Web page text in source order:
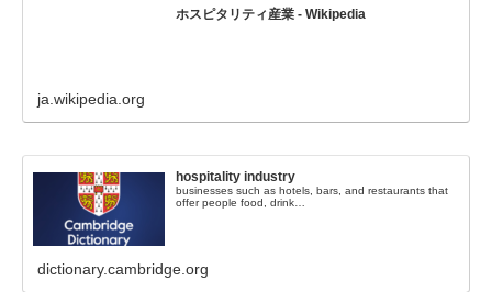
ホスピタリティ産業 - Wikipedia
ja.wikipedia.org
hospitality industry
businesses such as hotels, bars, and restaurants that
offer people food, drink…
dictionary.cambridge.org